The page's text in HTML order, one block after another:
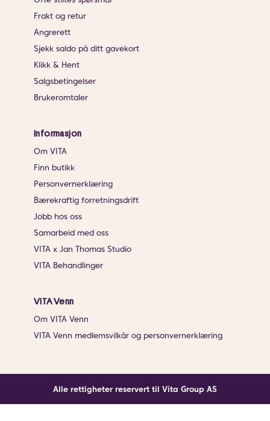
Frakt og retur
Angrerett
Sjekk saldo på ditt gavekort
Klikk & Hent
Salgsbetingelser
Brukeromtaler
Informasjon
Om VITA
Finn butikk
Personvernerklæring
Bærekraftig forretningsdrift
Jobb hos oss
Samarbeid med oss
VITA x Jan Thomas Studio
VITA Behandlinger
VITA Venn
Om VITA Venn
VITA Venn medlemsvilkår og personvernerklæring
Alle rettigheter reservert til Vita Group AS